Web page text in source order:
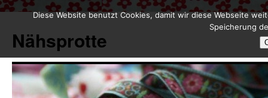
springen
Nähsprotte
Diese Website benutzt Cookies, damit wir diese Webseite
Speicherung